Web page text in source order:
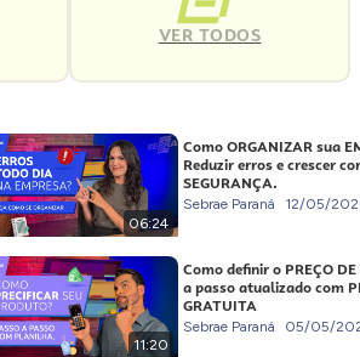
VER TODOS
06:24
Como ORGANIZAR sua
Reduzir erros e crescer
SEGURANÇA.
Sebrae Paraná 12/05/
11:20
Como definir o PREÇO
a passo atualizado com
GRATUITA
Sebrae Paraná 05/05/